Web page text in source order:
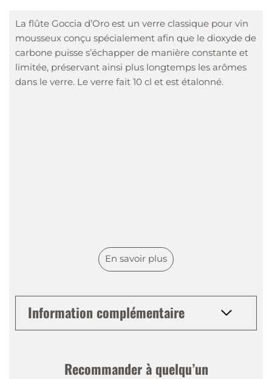
La flûte Goccia d’Oro est un verre classique pour vin
mousseux conçu spécialement afin que le dioxyde de
carbone puisse s’échapper de manière constante et
limitée, préservant ainsi plus longtemps les arômes
dans le verre. Le verre fait 10 cl et est étalonné.
En savoir plus
Information complémentaire
Recommander à quelqu’un